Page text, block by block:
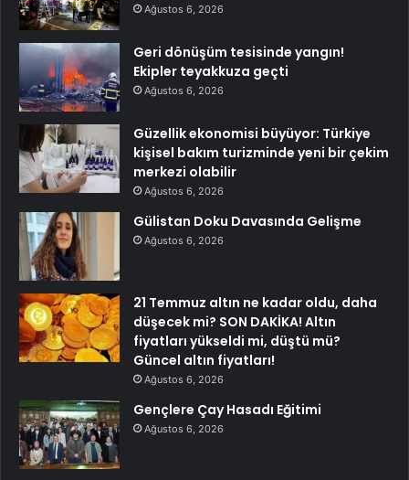
Ağustos 6, 2026
Geri dönüşüm tesisinde yangın!
Ekipler teyakkuza geçti
Ağustos 6, 2026
Güzellik ekonomisi büyüyor: Türkiye
kişisel bakım turizminde yeni bir çekim
merkezi olabilir
Ağustos 6, 2026
Gülistan Doku Davasında Gelişme
Ağustos 6, 2026
21 Temmuz altın ne kadar oldu, daha
düşecek mi? SON DAKİKA! Altın
fiyatları yükseldi mi, düştü mü?
Güncel altın fiyatları!
Ağustos 6, 2026
Gençlere Çay Hasadı Eğitimi
Ağustos 6, 2026